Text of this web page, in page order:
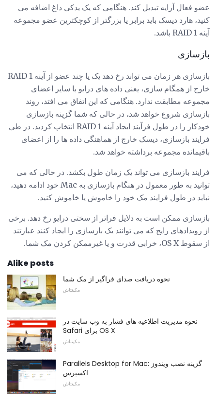
عضو فعال آرایه تبدیل کند. هنگامی که یک یدکی داغ اضافه می
کنید، هارد دیسک باید برابر یا بزرگتر از کوچکترین عضو مجموعه
آینه RAID 1 باشد.
بازسازی
بازسازی هر زمان می تواند رخ دهد یک یا چند عضو از آینه RAID 1
خارج از همگام سازی، یعنی داده های درایو با سایر اعضای
مجموعه مطابقت ندارد. هنگامی که این اتفاق می افتد، روند
بازسازی شروع خواهد شد، در حالی که شما گزینه بازسازی
خودکار را در طول فرآیند ایجاد آینه RAID 1 انتخاب کردید. در طی
فرایند بازسازی، دیسک خارج از هماهنگی داده ها را از اعضای
باقیمانده مجموعه برداشته خواهد شد.
فرایند بازسازی می تواند یک زمان طول بکشد. در حالی که می
توانید به طور معمول در هنگام بازسازی به Mac خود ادامه دهید،
نباید در طول فرایند مک خود را خاموش یا خاموش کنید.
بازسازی ممکن است به دلایل فراتر از سختی درایو رخ دهد. برخی
از رویدادهای رایج که می توانند یک بازسازی را ایجاد کنند عبارتند
از سقوط OS X، خرابی قدرت و یا غیرممکن کردن مک شما.
Alike posts
نحوه دریافت صدای فراگیر از مک شما
مکینتاش
نحوه مدیریت اطلاعیه های فشار به وب سایت در
Safari برای OS X
مکینتاش
Parallels Desktop for Mac: گزینه نصب ویندوز
اکسپرس
مکینتاش